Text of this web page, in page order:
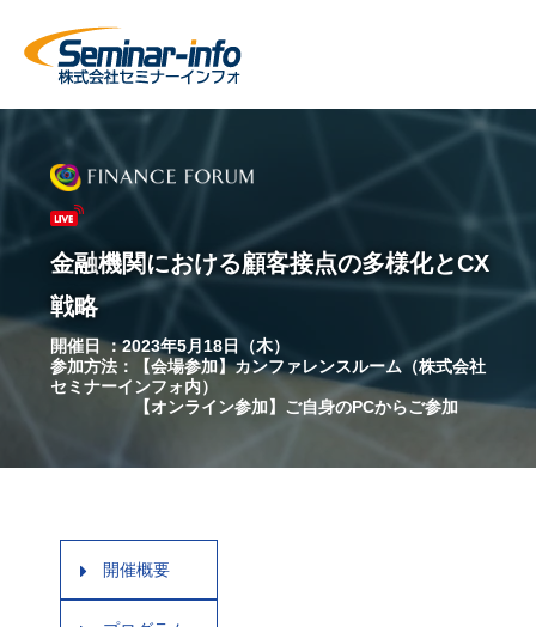
金融機関における顧客接点の多様化とCX
戦略
開催日 ：2023年5月18日（木）
参加方法：【会場参加】カンファレンスルーム（株式会社
セミナーインフォ内）
【オンライン参加】ご自身のPCからご参加
開催概要